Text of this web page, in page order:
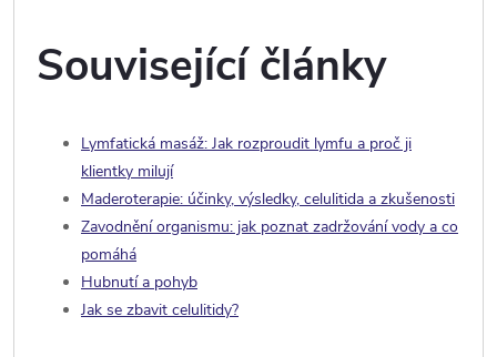
Související články
Lymfatická masáž: Jak rozproudit lymfu a proč ji
klientky milují
Maderoterapie: účinky, výsledky, celulitida a zkušenosti
Zavodnění organismu: jak poznat zadržování vody a co
pomáhá
Hubnutí a pohyb
Jak se zbavit celulitidy?